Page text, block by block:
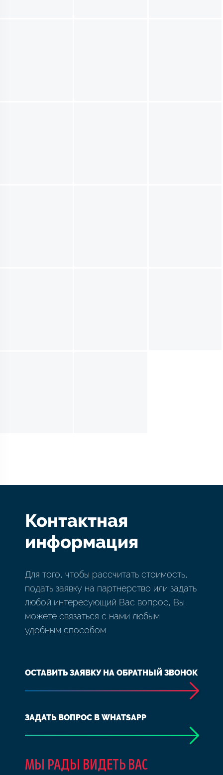
Контактная
информация
Для того, чтобы рассчитать стоимость,
подать заявку на партнерство или задать
любой интересующий Вас вопрос, Вы
можете связаться с нами любым
удобным способом
ОСТАВИТЬ ЗАЯВКУ НА ОБРАТНЫЙ ЗВОНОК
ЗАДАТЬ ВОПРОС В WHATSAPP
МЫ РАДЫ ВИДЕТЬ ВАС